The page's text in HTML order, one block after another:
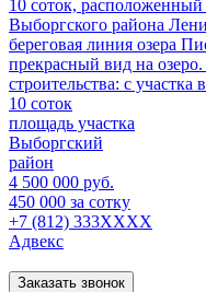
10 соток,
Выборгского района
береговая линия озера
прекрасный вид на
строительства: с участка
10 соток
площадь участка
Выборгский
район
4 500 000 руб.
450 000 за сотку
+7 (812) 333XXXX
Адвекс
Заказать звонок